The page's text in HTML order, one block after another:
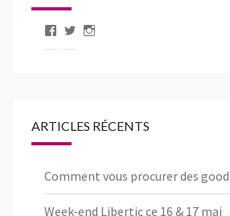
Voir Voir
ARTICLES RÉCENTS
Comment vous procurer des
Week-end Libertic ce 16 & 17 mai